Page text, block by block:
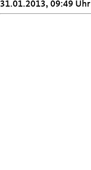
31.01.2013, 09:49 Uhr